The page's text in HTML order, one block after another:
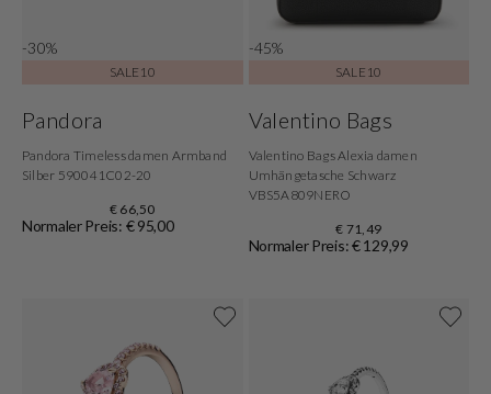
-30%
SALE10
Pandora
Pandora Timeless damen Armband
Silber 590041C02-20
€ 66,50
Normaler Preis: € 95,00
-45%
SALE10
Valentino Bags
Valentino Bags Alexia damen
Umhängetasche Schwarz
VBS5A809NERO
€ 71,49
Normaler Preis: € 129,99